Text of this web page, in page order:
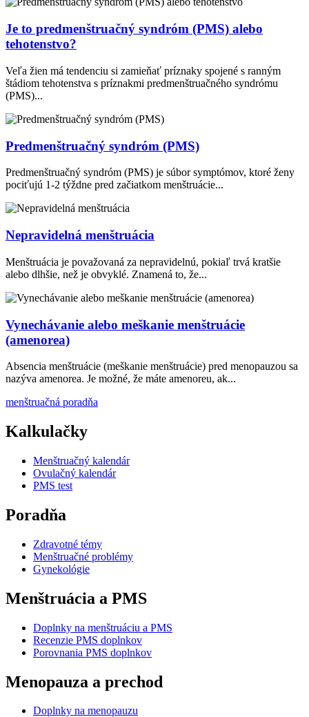
Je to predmenštruačný syndróm (PMS) alebo
tehotenstvo?
Veľa žien má tendenciu si zamieňať príznaky spojené s ranným
štádiom tehotenstva s príznakmi predmenštruačného syndrómu
(PMS)...
Predmenštruačný syndróm (PMS)
Predmenštruačný syndróm (PMS) je súbor symptómov, ktoré ženy
pociťujú 1-2 týždne pred začiatkom menštruácie...
Nepravidelná menštruácia
Menštruácia je považovaná za nepravidelnú, pokiaľ trvá kratšie
alebo dlhšie, než je obvyklé. Znamená to, že...
Vynechávanie alebo meškanie menštruácie
(amenorea)
Absencia menštruácie (meškanie menštruácie) pred menopauzou sa
nazýva amenorea. Je možné, že máte amenoreu, ak...
menštruačná poradňa
Kalkulačky
Menštruačný kalendár
Ovulačný kalendár
PMS test
Poradňa
Zdravotné témy
Menštruačné problémy
Gynekológie
Menštruácia a PMS
Doplnky na menštruáciu a PMS
Recenzie PMS doplnkov
Porovnania PMS doplnkov
Menopauza a prechod
Doplnky na menopauzu